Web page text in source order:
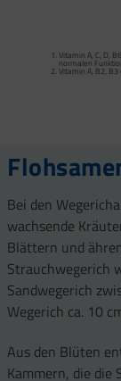
Vitamin A, C, D,
normalen
Vitamin A, B2,
Vitamin A, Beta-
normalen
Vitamin B2 und
Vitamin D und
Bei den
wachsende
Blättern und
Strauchwegerich
Sandwegerich
Wegerich ca. 10
Aus den Blüten
Kammern, die die